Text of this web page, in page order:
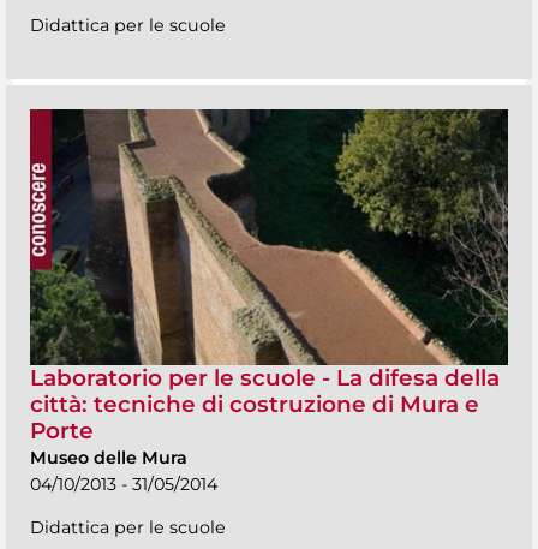
Didattica per le scuole
Laboratorio per le scuole - La difesa della
città: tecniche di costruzione di Mura e
Porte
Museo delle Mura
04/10/2013 - 31/05/2014
Didattica per le scuole